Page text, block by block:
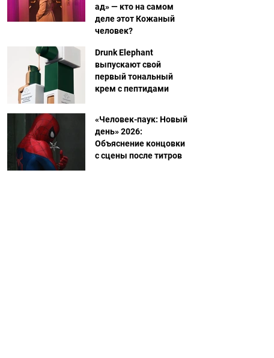
ад» — кто на самом
деле этот Кожаный
человек?
Drunk Elephant
выпускают свой
первый тональный
крем с пептидами
«Человек-паук: Новый
день» 2026:
Объяснение концовки
с сцены после титров